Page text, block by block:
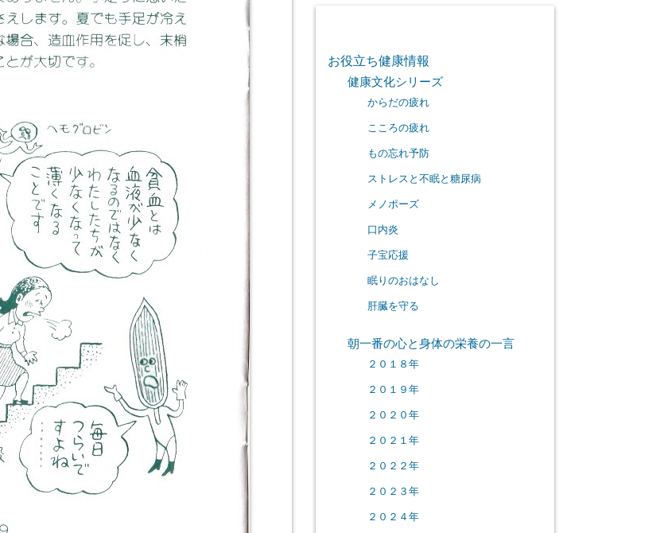
お役立ち健康情報
健康文化シリーズ
からだの疲れ
こころの疲れ
もの忘れ予防
ストレスと不眠と糖尿病
メノポーズ
口内炎
子宝応援
眠りのおはなし
肝臓を守る
朝一番の心と身体の栄養の一言
２０１８年
２０１９年
２０２０年
２０２１年
２０２２年
２０２３年
２０２４年